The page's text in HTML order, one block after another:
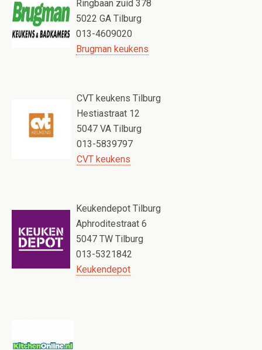
Ringbaan zuid 378
5022 GA Tilburg
013-4609020
Brugman keukens
CVT keukens Tilburg
Hestiastraat 12
5047 VA Tilburg
013-5839797
CVT keukens
Keukendepot Tilburg
Aphroditestraat 6
5047 TW Tilburg
013-5321842
Keukendepot